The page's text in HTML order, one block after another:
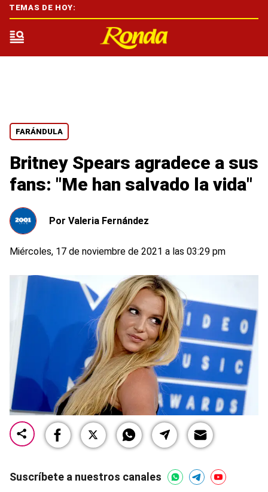
FARÁNDULA
Britney Spears agradece a sus
fans: "Me han salvado la vida"
Por Valeria Fernández
Miércoles, 17 de noviembre de 2021 a las 03:29 pm
Suscríbete a nuestros canales
TEMAS DE HOY: